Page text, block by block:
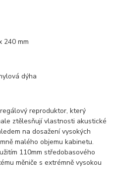
240 mm
dýha
reproduktor, který
ztělesňují vlastnosti akustické
na dosažení vysokých
malého objemu kabinetu.
110mm středobasového
měniče s extrémně vysokou